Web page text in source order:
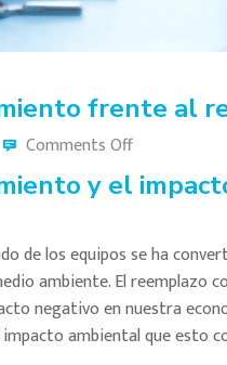
frente al
Comments Off
y el
de los equipos se ha
ambiente. El reemplazo
negativo en nuestra
ambiental que esto